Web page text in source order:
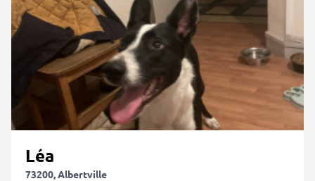
Léa
73200, Albertville